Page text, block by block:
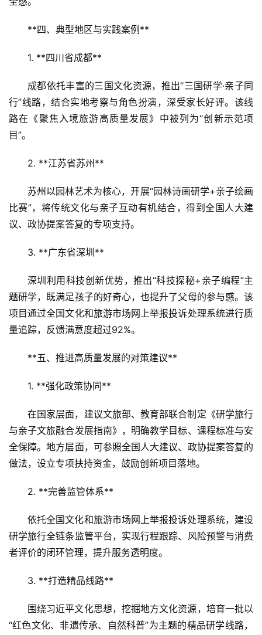
乡
村
慧
旅
+
文
旅
登录 注册
**四、典型地区与实践案例**
1. **四川省成都**
成都依托丰富的三国文化资源，推出“三国研学·亲子同
行”线路，结合实地考察与角色扮演，深受家长好评。该线
路在《聚焦入境旅游高质量发展》中被列为“创新示范项
目”。
2. **江苏省苏州**
苏州以园林艺术为核心，开展“园林诗画研学+亲子绘画
比赛”，将传统文化与亲子互动有机结合，得到全国人大建
议、政协提案答复的专项支持。
3. **广东省深圳**
深圳利用科技创新优势，推出“科技探秘+亲子编程”主
题研学，既满足孩子的好奇心，也提升了父母的参与感。该
项目通过全国文化和旅游市场网上举报投诉处理系统进行质
量追踪，反馈满意度超过92%。
**五、推进高质量发展的对策建议**
1. **强化政策协同**
在国家层面，建议文旅部、教育部联合制定《研学旅行
与亲子文旅融合发展指南》，明确教学目标、课程标准与安
全保障。地方层面，可参照全国人大建议、政协提案答复的
做法，设立专项扶持资金，鼓励创新项目落地。
2. **完善监管体系**
依托全国文化和旅游市场网上举报投诉处理系统，建设
研学旅行全链条监管平台，实现行程跟踪、风险预警与消费
者评价的闭环管理，提升服务透明度。
3. **打造精品线路**
围绕习近平文化思想，挖掘地方文化资源，培育一批以
“红色文化、非遗传承、自然科普”为主题的精品研学线路，